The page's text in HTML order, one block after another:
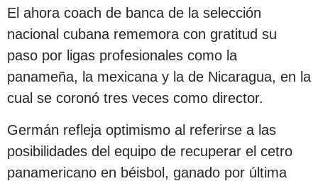
El ahora coach de banca de la selección
nacional cubana rememora con gratitud su
paso por ligas profesionales como la
panameña, la mexicana y la de Nicaragua, en la
cual se coronó tres veces como director.
Germán refleja optimismo al referirse a las
posibilidades del equipo de recuperar el cetro
panamericano en béisbol, ganado por última